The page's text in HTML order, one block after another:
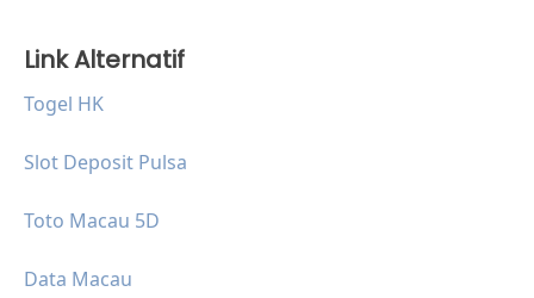
Link Alternatif
Togel HK
Slot Deposit Pulsa
Toto Macau 5D
Data Macau